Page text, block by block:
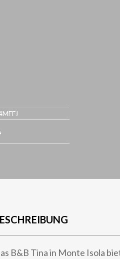
B&B Tina in Monte Isola